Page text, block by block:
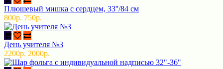
Плюшевый мишка с сердцем, 33''/84 см
800р. 750р.
День учителя №3
2200р. 2000р.